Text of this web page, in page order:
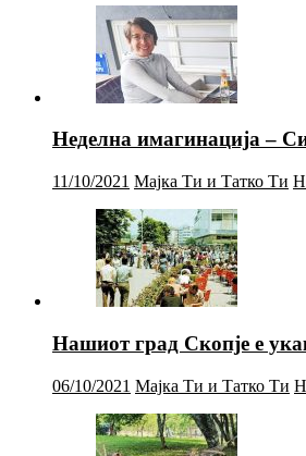
Неделна имагинација –
11/10/2021 Мајка Ти и Татко Ти
Нашиот град Скопје е
06/10/2021 Мајка Ти и Татко Ти